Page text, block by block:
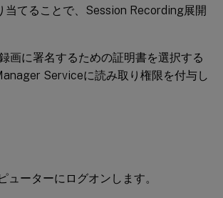
当てることで、Session Recording展開
画に署名するための証明書を選択する
Serviceに読み取り権限を付与し
ーターにログオンします。